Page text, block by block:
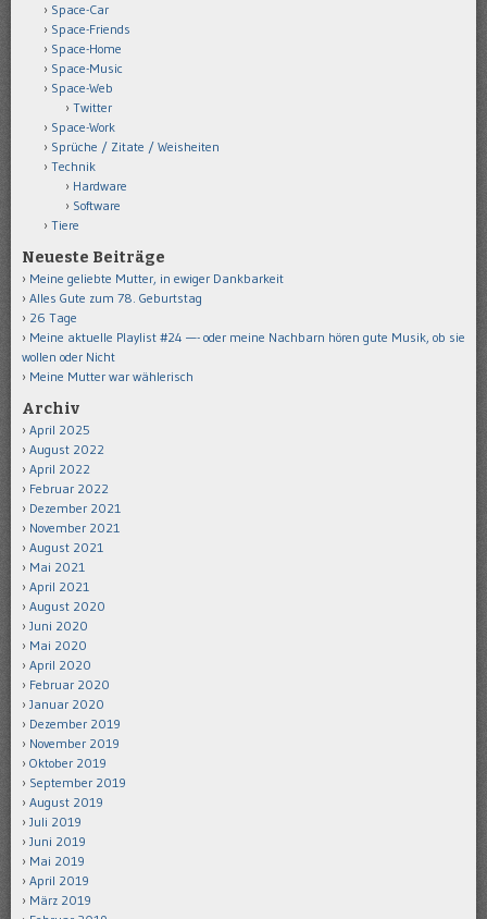
Space-Car
Space-Friends
Space-Home
Space-Music
Space-Web
Twitter
Space-Work
Sprüche / Zitate / Weisheiten
Technik
Hardware
Software
Tiere
Neueste Beiträge
Meine geliebte Mutter, in ewiger Dankbarkeit
Alles Gute zum 78. Geburtstag
26 Tage
Meine aktuelle Playlist #24 —- oder meine Nachbarn hören gute Musik, ob sie
wollen oder Nicht
Meine Mutter war wählerisch
Archiv
April 2025
August 2022
April 2022
Februar 2022
Dezember 2021
November 2021
August 2021
Mai 2021
April 2021
August 2020
Juni 2020
Mai 2020
April 2020
Februar 2020
Januar 2020
Dezember 2019
November 2019
Oktober 2019
September 2019
August 2019
Juli 2019
Juni 2019
Mai 2019
April 2019
März 2019